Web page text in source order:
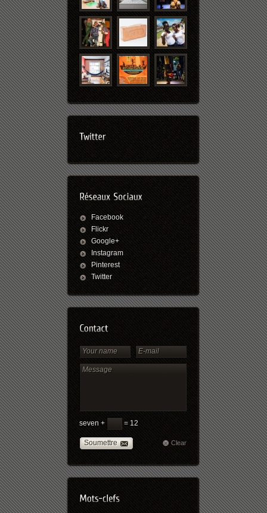
Facebook
Flickr
Google+
Instagram
Pinterest
Twitter
seven + = 12
Soumettre Clear